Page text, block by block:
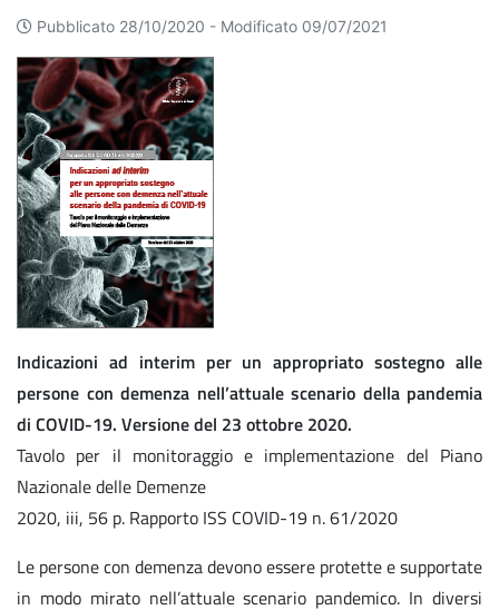
Pubblicato 28/10/2020 - Modificato 09/07/2021
Indicazioni ad interim per un appropriato sostegno alle
persone con demenza nell’attuale scenario della pandemia
di COVID-19. Versione del 23 ottobre 2020.
Tavolo per il monitoraggio e implementazione del Piano
Nazionale delle Demenze
2020, iii, 56 p. Rapporto ISS COVID-19 n. 61/2020
Le persone con demenza devono essere protette e supportate
in modo mirato nell’attuale scenario pandemico. In diversi